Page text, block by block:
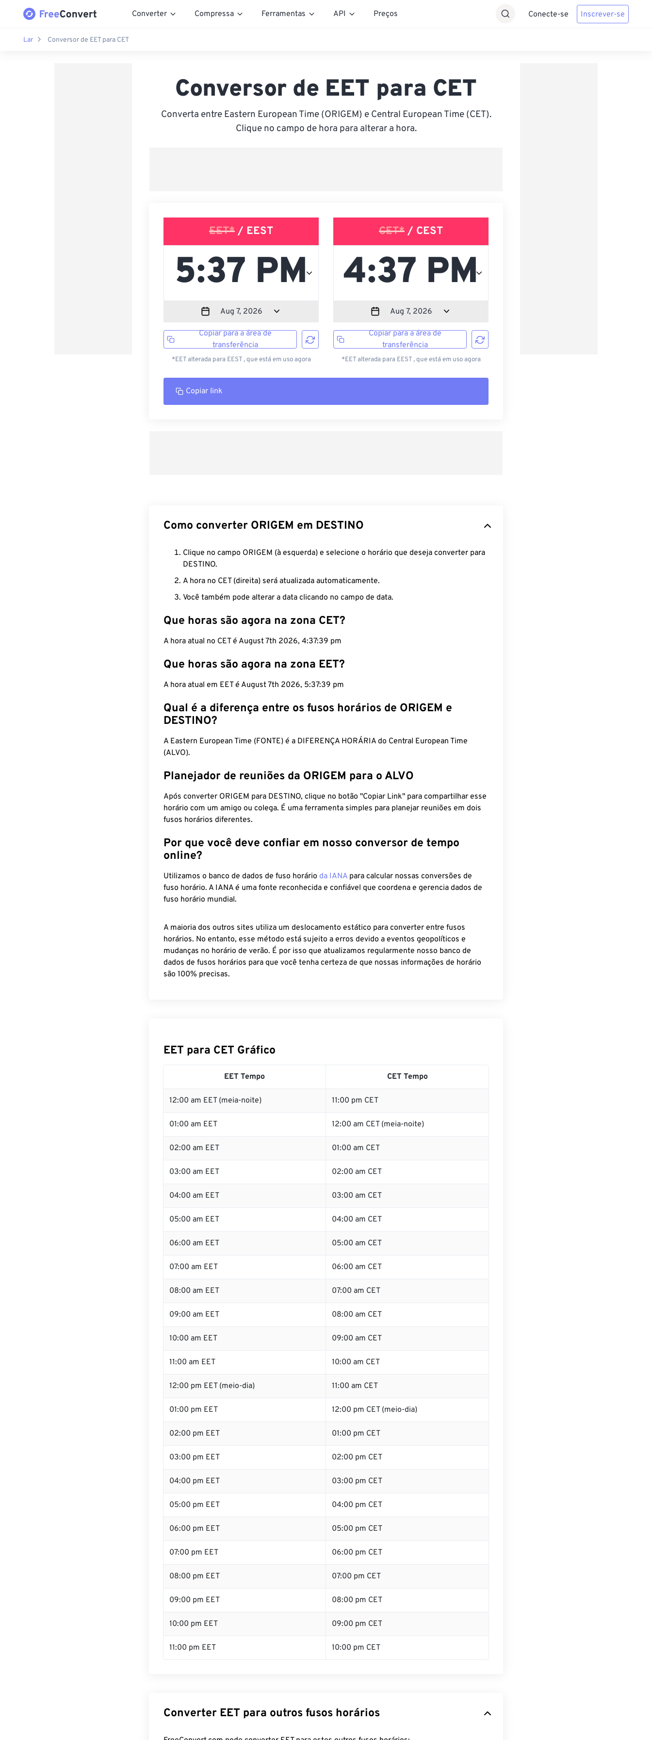
Converter Compressa Ferramentas API Preços Conecte-se Inscrever-se
Lar Conversor de EET para CET
Conversor de EET para CET
Converta entre Eastern European Time (ORIGEM) e Central European Time (CET).
Clique no campo de hora para alterar a hora.
EET* / EEST
Copiar para a área de
transferência
*EET alterada para EEST , que está em uso agora
CET* / CEST
Copiar para a área de
transferência
*EET alterada para EEST , que está em uso agora
Copiar link
Como converter ORIGEM em DESTINO
Clique no campo ORIGEM (à esquerda) e selecione o horário que deseja converter para
DESTINO.
A hora no CET (direita) será atualizada automaticamente.
Você também pode alterar a data clicando no campo de data.
Que horas são agora na zona CET?
A hora atual no CET é August 7th 2026, 4:37:40 pm
Que horas são agora na zona EET?
A hora atual em EET é August 7th 2026, 5:37:40 pm
Qual é a diferença entre os fusos horários de ORIGEM e
DESTINO?
A Eastern European Time (FONTE) é a DIFERENÇA HORÁRIA do Central European Time
(ALVO).
Planejador de reuniões da ORIGEM para o ALVO
Após converter ORIGEM para DESTINO, clique no botão "Copiar Link" para compartilhar esse
horário com um amigo ou colega. É uma ferramenta simples para planejar reuniões em dois
fusos horários diferentes.
Por que você deve confiar em nosso conversor de tempo
online?
Utilizamos o banco de dados de fuso horário da IANA para calcular nossas conversões de
fuso horário. A IANA é uma fonte reconhecida e confiável que coordena e gerencia dados de
fuso horário mundial.
A maioria dos outros sites utiliza um deslocamento estático para converter entre fusos
horários. No entanto, esse método está sujeito a erros devido a eventos geopolíticos e
mudanças no horário de verão. É por isso que atualizamos regularmente nosso banco de
dados de fusos horários para que você tenha certeza de que nossas informações de horário
são 100% precisas.
EET para CET Gráfico
EET Tempo CET Tempo
12:00 am EET (meia-noite) 11:00 pm CET
01:00 am EET 12:00 am CET (meia-noite)
02:00 am EET 01:00 am CET
03:00 am EET 02:00 am CET
04:00 am EET 03:00 am CET
05:00 am EET 04:00 am CET
06:00 am EET 05:00 am CET
07:00 am EET 06:00 am CET
08:00 am EET 07:00 am CET
09:00 am EET 08:00 am CET
10:00 am EET 09:00 am CET
11:00 am EET 10:00 am CET
12:00 pm EET (meio-dia) 11:00 am CET
01:00 pm EET 12:00 pm CET (meio-dia)
02:00 pm EET 01:00 pm CET
03:00 pm EET 02:00 pm CET
04:00 pm EET 03:00 pm CET
05:00 pm EET 04:00 pm CET
06:00 pm EET 05:00 pm CET
07:00 pm EET 06:00 pm CET
08:00 pm EET 07:00 pm CET
09:00 pm EET 08:00 pm CET
10:00 pm EET 09:00 pm CET
11:00 pm EET 10:00 pm CET
Converter EET para outros fusos horários